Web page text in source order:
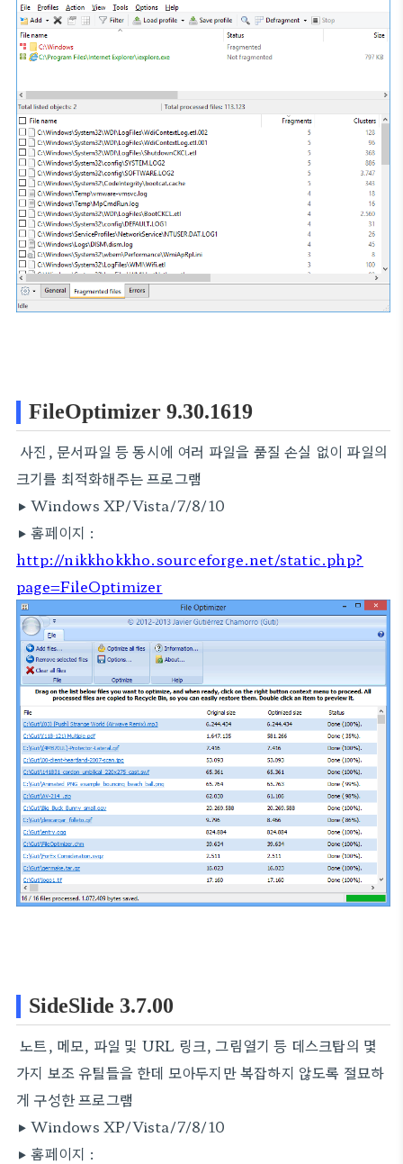
FileOptimizer 9.30.1619
사진, 문서파일 등 동시에 여러 파일을 품질 손실 없이 파일의
크기를 최적화해주는 프로그램
▶ Windows XP/Vista/7/8/10
▶ 홈페이지 :
http://nikkhokkho.sourceforge.net/static.php?
page=FileOptimizer
SideSlide 3.7.00
노트, 메모, 파일 및 URL 링크, 그림열기 등 데스크탑의 몇
가지 보조 유틸들을 한데 모아두지만 복잡하지 않도록 절묘하
게 구성한 프로그램
▶ Windows XP/Vista/7/8/10
▶ 홈페이지 :